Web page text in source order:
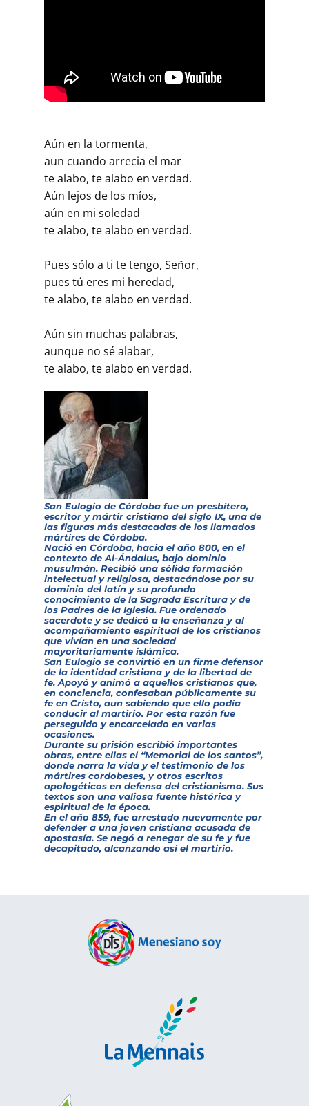
Aún en la tormenta,
aun cuando arrecia el mar
te alabo, te alabo en verdad.
Aún lejos de los míos,
aún en mi soledad
te alabo, te alabo en verdad.
Pues sólo a ti te tengo, Señor,
pues tú eres mi heredad,
te alabo, te alabo en verdad.
Aún sin muchas palabras,
aunque no sé alabar,
te alabo, te alabo en verdad.
San Eulogio de Córdoba fue un presbítero,
escritor y mártir cristiano del siglo IX, una de
las figuras más destacadas de los llamados
mártires de Córdoba.
Nació en Córdoba, hacia el año 800, en el
contexto de Al-Ándalus, bajo dominio
musulmán. Recibió una sólida formación
intelectual y religiosa, destacándose por su
dominio del latín y su profundo
conocimiento de la Sagrada Escritura y de
los Padres de la Iglesia. Fue ordenado
sacerdote y se dedicó a la enseñanza y al
acompañamiento espiritual de los cristianos
que vivían en una sociedad
mayoritariamente islámica.
San Eulogio se convirtió en un firme defensor
de la identidad cristiana y de la libertad de
fe. Apoyó y animó a aquellos cristianos que,
en conciencia, confesaban públicamente su
fe en Cristo, aun sabiendo que ello podía
conducir al martirio. Por esta razón fue
perseguido y encarcelado en varias
ocasiones.
Durante su prisión escribió importantes
obras, entre ellas el “Memorial de los santos”,
donde narra la vida y el testimonio de los
mártires cordobeses, y otros escritos
apologéticos en defensa del cristianismo. Sus
textos son una valiosa fuente histórica y
espiritual de la época.
En el año 859, fue arrestado nuevamente por
defender a una joven cristiana acusada de
apostasía. Se negó a renegar de su fe y fue
decapitado, alcanzando así el martirio.